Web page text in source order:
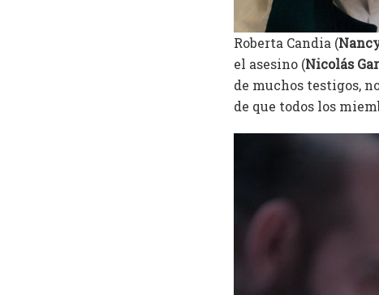
Roberta Candia (
el asesino (Nicolás
de muchos testigos,
de que todos los